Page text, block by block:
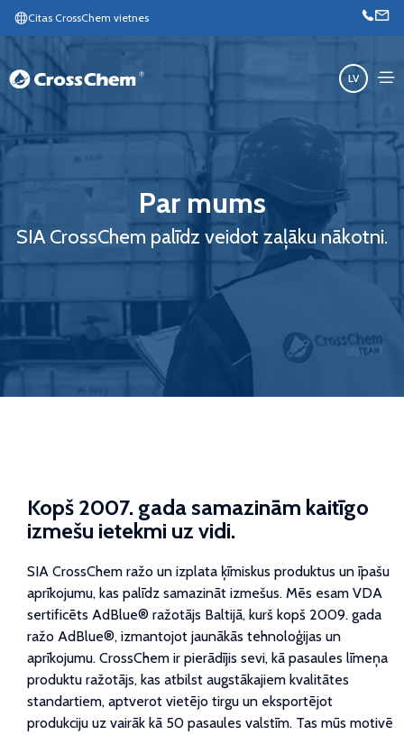
Citas CrossChem vietnes
LV
Par mums
SIA CrossChem palīdz veidot zaļāku nākotni.
Kopš 2007. gada samazinām kaitīgo
izmešu ietekmi uz vidi.
SIA CrossChem ražo un izplata ķīmiskus produktus un īpašu
aprīkojumu, kas palīdz samazināt izmešus. Mēs esam VDA
sertificēts AdBlue® ražotājs Baltijā, kurš kopš 2009. gada
ražo AdBlue®, izmantojot jaunākās tehnoloģijas un
aprīkojumu. CrossChem ir pierādījis sevi, kā pasaules līmeņa
produktu ražotājs, kas atbilst augstākajiem kvalitātes
standartiem, aptverot vietējo tirgu un eksportējot
produkciju uz vairāk kā 50 pasaules valstīm. Tas mūs motivē